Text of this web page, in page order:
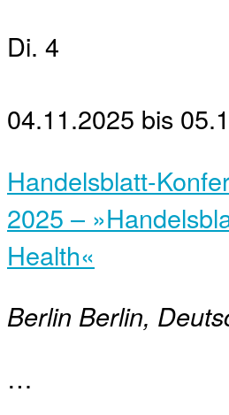
Di. 4
04.11.2025 bis
Handelsblatt-
2025 –
Health«
Berlin Berlin,
…